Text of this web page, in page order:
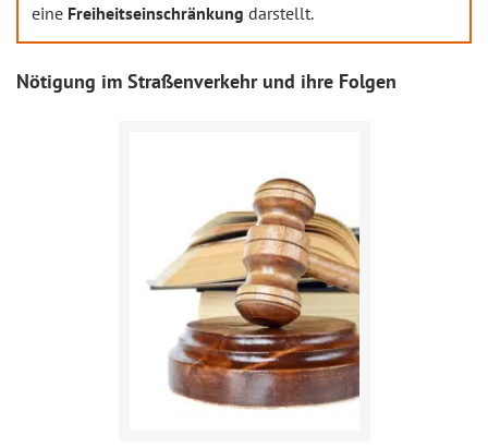
eine Freiheitseinschränkung darstellt.
Nötigung im Straßenverkehr und ihre Folgen